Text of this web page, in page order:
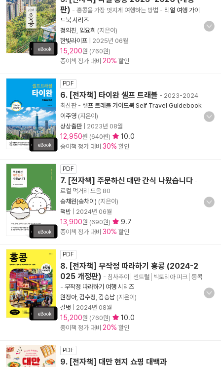
판) - 홍콩을 가장 멋지게 여행하는 방법 - 리얼 여행 가이
드북 시리즈
정의진 임요희 (지은이)
한빛라이프
2025년 06월
15,200원 (760원)
종이책 정가 대비 20% 할인
PDF
6. [전자책] 타이완 셀프 트래블 - 2023-2024
최신판- 셀프 트래블 가이드북 Self Travel Guidebook
이주영 (지은이)
상상출판| 2023년 08월
12,950원 (640원) 10.0
종이책 정가 대비 30% 할인
PDF
7. [전자책] 주문하신 대만 간식 나왔습니다 -
로컬 먹거리 모음 80
송채원(송차이) (지은이)
책밥
2024년 06월
13,900원 (690원) 9.7
종이책 정가 대비 30% 할인
PDF
8. [전자책] 무작정 따라하기 홍콩 (2024-2
025 개정판) - 침사추이│센트럴│빅토리아 피크│몽콕
- 무작정 따라하기 여행 시리즈
원정아, 김수정 김승남 (지은이)
길벗
2024년 08월
15,200원 (760원) 10.0
종이책 정가 대비 20% 할인
PDF
9. [전자책] 대만 현지 쇼핑 대백과